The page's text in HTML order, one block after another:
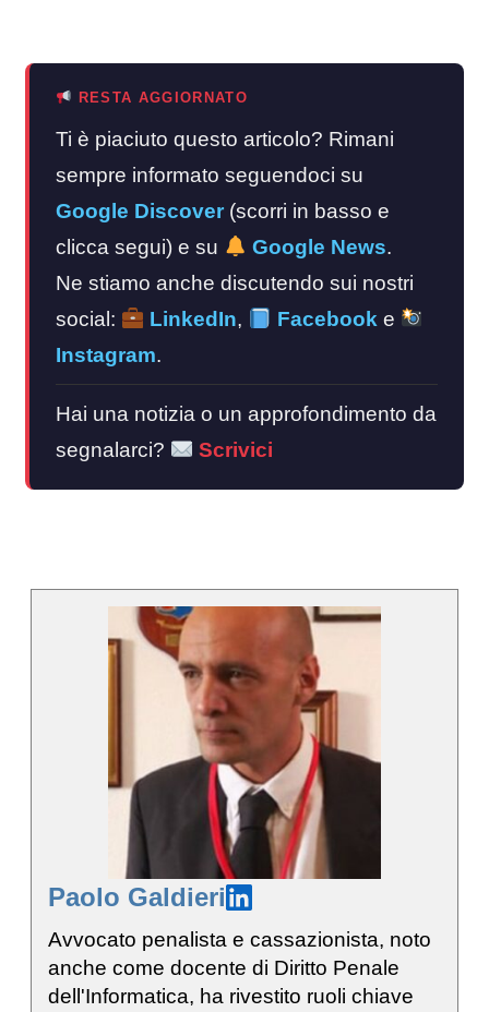
RESTA AGGIORNATO
Ti è piaciuto questo articolo? Rimani
sempre informato seguendoci su
Google Discover (scorri in basso e
clicca segui) e su
Google News.
Ne stiamo anche discutendo sui nostri
social:
LinkedIn, Facebooke
Instagram.
Hai una notizia o un approfondimento da
segnalarci?
Scrivici
Paolo Galdieri
Avvocato penalista e cassazionista, noto
anche come docente di Diritto Penale
dell'Informatica, ha rivestito ruoli chiave